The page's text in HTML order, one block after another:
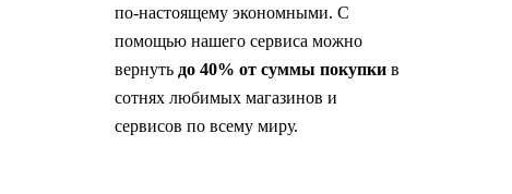
по-настоящему экономными. С
помощью нашего сервиса можно
вернуть до 40% от суммы покупкив
сотнях любимых магазинов и
сервисов по всему миру.